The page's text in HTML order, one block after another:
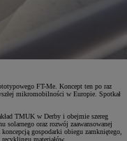
FT-Me. Koncept ten po raz
mikromobilności w Europie. Spotkał
TMUK w Derby i obejmie szereg
solarnego oraz rozwój zaawansowanej
gospodarki obiegu zamkniętego,
materiałów.